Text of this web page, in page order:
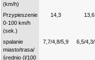
(km/h)
Przypieszenie
0-100 km/h
(sek.)
14,3 13,6
spalanie
miasto/trasa/
średnio (l/100
7,7/4,8/5,9 6,5/